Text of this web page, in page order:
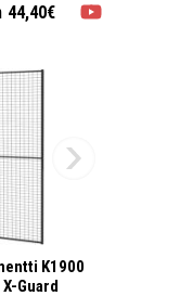
44,40€
K1900
Guard